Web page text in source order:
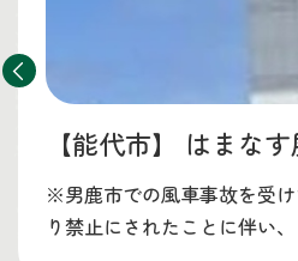
【能代市】 はまな
※男鹿市での風車事故を受
り禁止にされたことに伴